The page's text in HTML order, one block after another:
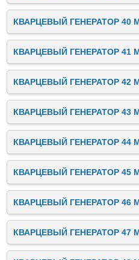
КВАРЦЕВЫЙ ГЕНЕРАТОР 40
КВАРЦЕВЫЙ ГЕНЕРАТОР 41
КВАРЦЕВЫЙ ГЕНЕРАТОР 42
КВАРЦЕВЫЙ ГЕНЕРАТОР 43
КВАРЦЕВЫЙ ГЕНЕРАТОР 44
КВАРЦЕВЫЙ ГЕНЕРАТОР 45
КВАРЦЕВЫЙ ГЕНЕРАТОР 46
КВАРЦЕВЫЙ ГЕНЕРАТОР 47